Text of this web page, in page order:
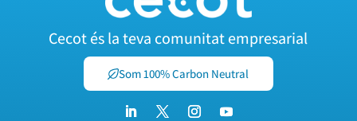
Cecot és la teva comunitat empresarial
Som 100% Carbon Neutral